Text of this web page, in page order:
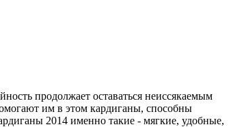
продолжает оставаться неиссякаемым
им в этом кардиганы, способны
2014 именно такие - мягкие, удобные,